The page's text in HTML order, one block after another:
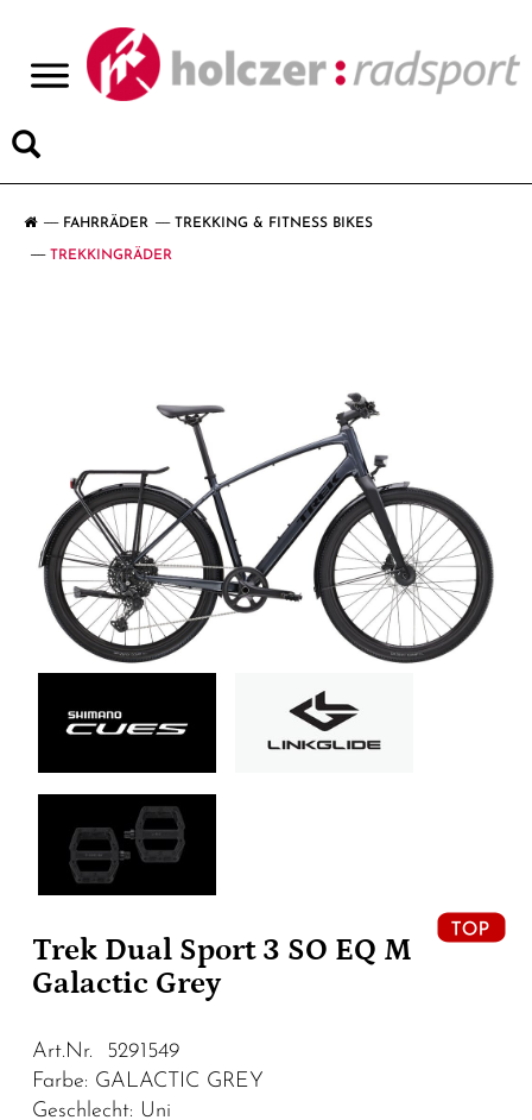
FAHRRÄDER TREKKING & FITNESS BIKES
TREKKINGRÄDER
Trek Dual Sport 3 SO EQ M
Galactic Grey
Art.Nr. 5291549
Farbe: GALACTIC GREY
Geschlecht: Uni